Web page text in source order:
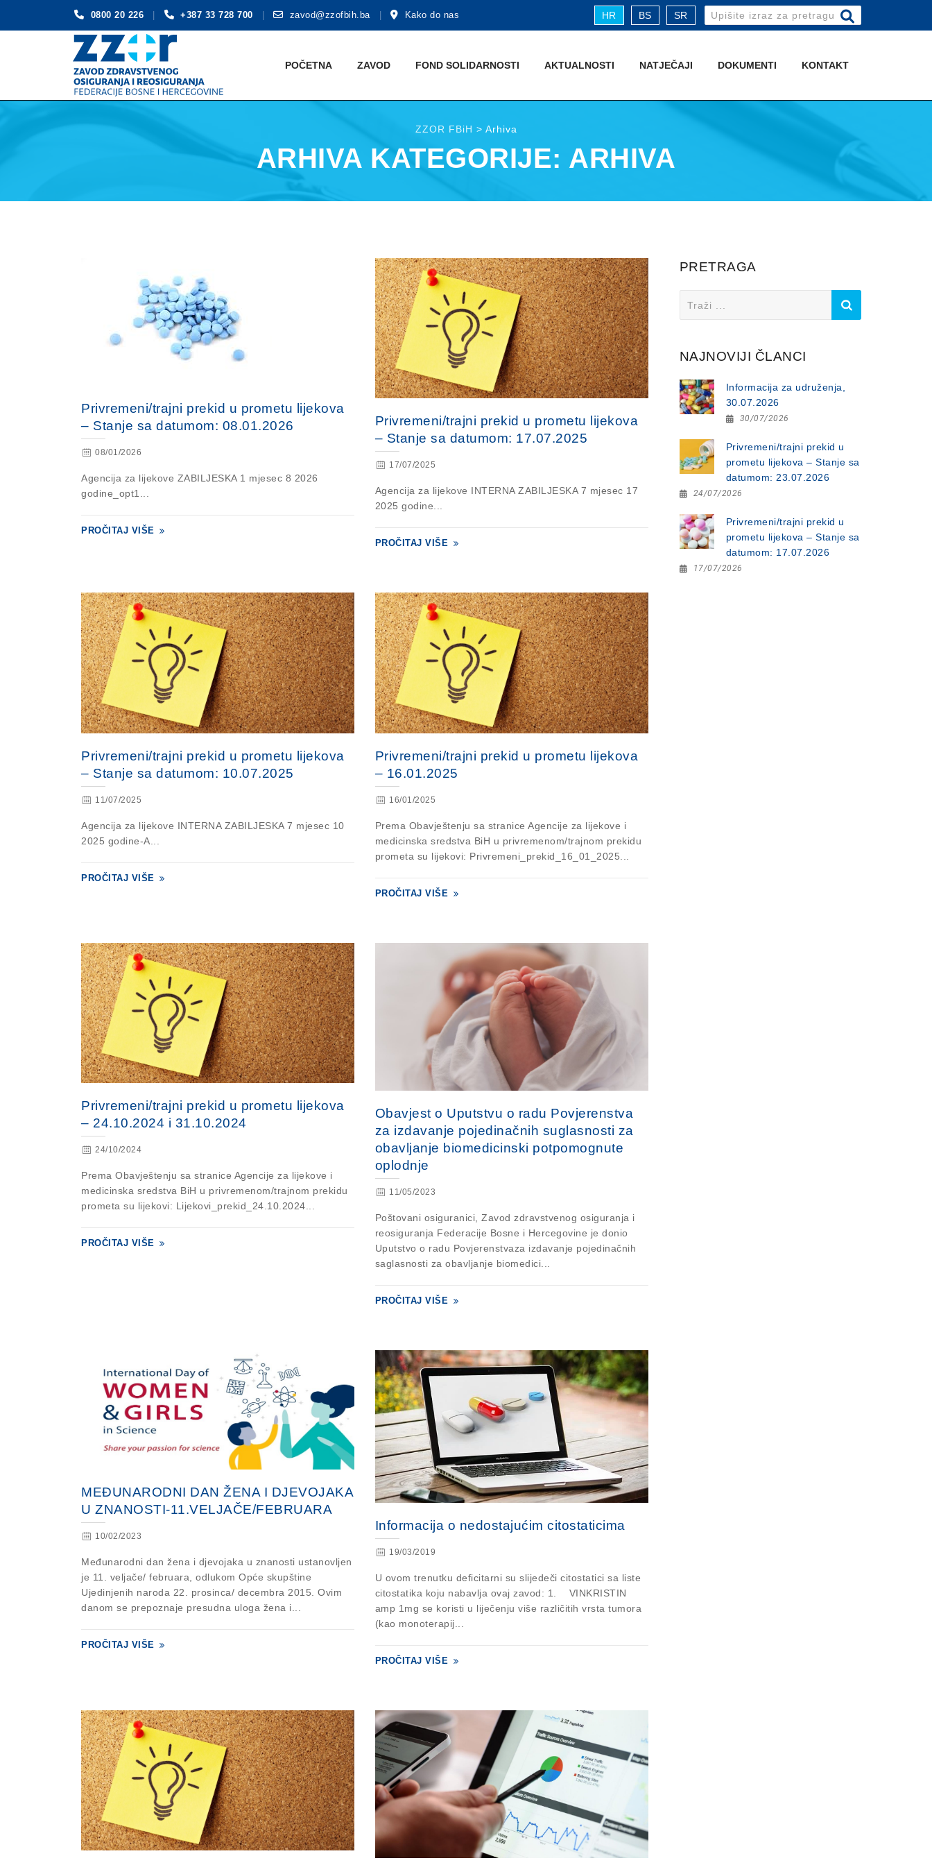
0800 20 226 +387 33 728 700 zavod@zzofbih.ba Kako do nas HR BS SR
Search
for:
content
POČETNA ZAVOD FOND SOLIDARNOSTI AKTUALNOSTI NATJEČAJI DOKUMENTI KONTAKT
ZZOR FBiH > Arhiva
ARHIVA KATEGORIJE: ARHIVA
Privremeni/trajni prekid u prometu lijekova
– Stanje sa datumom: 08.01.2026
08/01/2026
Agencija za lijekove ZABILJESKA 1 mjesec 8 2026
godine_opt1...
PROČITAJ VIŠE
Privremeni/trajni prekid u prometu lijekova
– Stanje sa datumom: 17.07.2025
17/07/2025
Agencija za lijekove INTERNA ZABILJESKA 7 mjesec 17
2025 godine...
PROČITAJ VIŠE
Privremeni/trajni prekid u prometu lijekova
– Stanje sa datumom: 10.07.2025
11/07/2025
Agencija za lijekove INTERNA ZABILJESKA 7 mjesec 10
2025 godine-A...
PROČITAJ VIŠE
Privremeni/trajni prekid u prometu lijekova
– 16.01.2025
16/01/2025
Prema Obavještenju sa stranice Agencije za lijekove i
medicinska sredstva BiH u privremenom/trajnom prekidu
prometa su lijekovi: Privremeni_prekid_16_01_2025...
PROČITAJ VIŠE
Privremeni/trajni prekid u prometu lijekova
– 24.10.2024 i 31.10.2024
24/10/2024
Prema Obavještenju sa stranice Agencije za lijekove i
medicinska sredstva BiH u privremenom/trajnom prekidu
prometa su lijekovi: Lijekovi_prekid_24.10.2024...
PROČITAJ VIŠE
Obavjest o Uputstvu o radu Povjerenstva
za izdavanje pojedinačnih suglasnosti za
obavljanje biomedicinski potpomognute
oplodnje
11/05/2023
Poštovani osiguranici, Zavod zdravstvenog osiguranja i
reosiguranja Federacije Bosne i Hercegovine je donio
Uputstvo o radu Povjerenstvaza izdavanje pojedinačnih
saglasnosti za obavljanje biomedici...
PROČITAJ VIŠE
MEĐUNARODNI DAN ŽENA I DJEVOJAKA
U ZNANOSTI-11.VELJAČE/FEBRUARA
10/02/2023
Međunarodni dan žena i djevojaka u znanosti ustanovljen
je 11. veljače/ februara, odlukom Opće skupštine
Ujedinjenih naroda 22. prosinca/ decembra 2015. Ovim
danom se prepoznaje presudna uloga žena i...
PROČITAJ VIŠE
Informacija o nedostajućim citostaticima
19/03/2019
U ovom trenutku deficitarni su slijedeči citostatici sa liste
citostatika koju nabavlja ovaj zavod: 1. VINKRISTIN
amp 1mg se koristi u liječenju više različitih vrsta tumora
(kao monoterapij...
PROČITAJ VIŠE
PRETRAGA
for:
NAJNOVIJI ČLANCI
Informacija za udruženja,
30.07.2026
30/07/2026
Privremeni/trajni prekid u
prometu lijekova – Stanje sa
datumom: 23.07.2026
24/07/2026
Privremeni/trajni prekid u
prometu lijekova – Stanje sa
datumom: 17.07.2026
17/07/2026